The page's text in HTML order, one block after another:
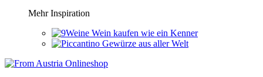
Mehr Inspiration
Wein kaufen wie ein Kenner
Gewürze aus aller Welt